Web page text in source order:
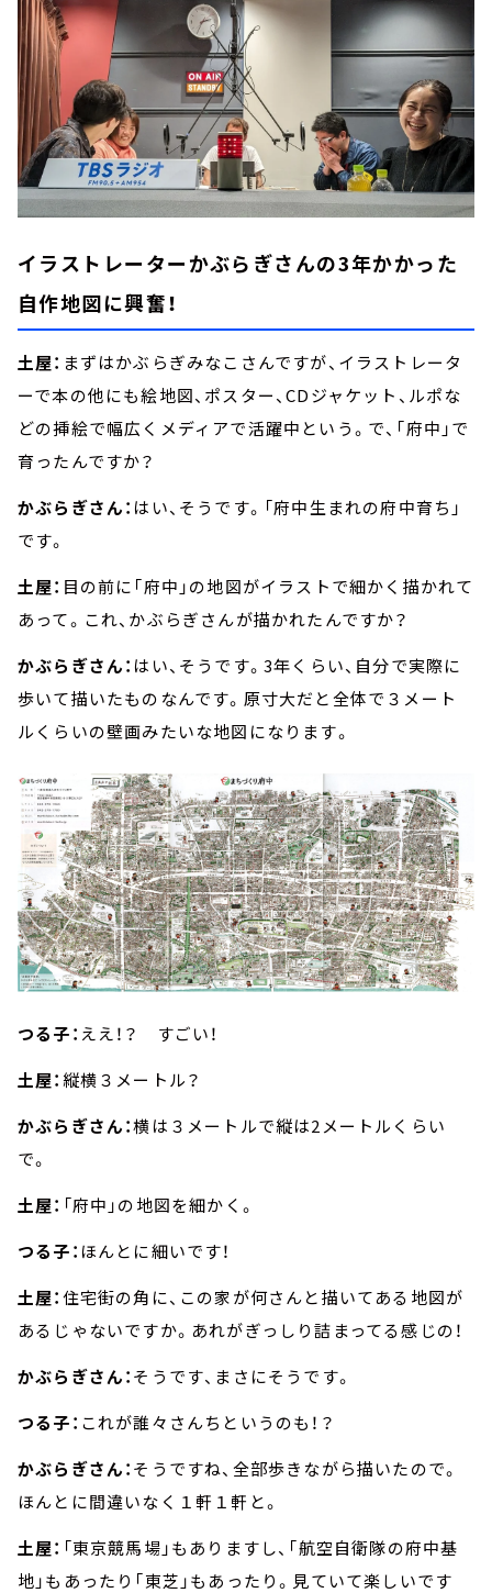
イラストレーターかぶらぎさんの3年かかった
自作地図に興奮！
土屋： まずはかぶらぎみなこさんですが、イラストレータ
ーで本の他にも絵地図、ポスター、CDジャケット、ルポな
どの挿絵で幅広くメディアで活躍中という。で、「府中」で
育ったんですか？
かぶらぎさん： はい、そうです。「府中生まれの府中育ち」
です。
土屋： 目の前に「府中」の地図がイラストで細かく描かれて
あって。これ、かぶらぎさんが描かれたんですか？
かぶらぎさん： はい、そうです。3年くらい、自分で実際に
歩いて描いたものなんです。原寸大だと全体で３メート
ルくらいの壁画みたいな地図になります。
つる子： ええ！？ すごい！
土屋：縦横３メートル？
かぶらぎさん：横は３メートルで縦は2メートルくらい
で。
土屋： 「府中」の地図を細かく。
つる子：ほんとに細いです！
土屋：住宅街の角に、この家が何さんと描いてある地図が
あるじゃないですか。あれがぎっしり詰まってる感じの！
かぶらぎさん：そうです、まさにそうです。
つる子： これが誰々さんちというのも！？
かぶらぎさん：そうですね、全部歩きながら描いたので。
ほんとに間違いなく１軒１軒と。
土屋： 「東京競馬場」もありますし、「航空自衛隊の府中基
地」もあったり「東芝」もあったり。見ていて楽しいです